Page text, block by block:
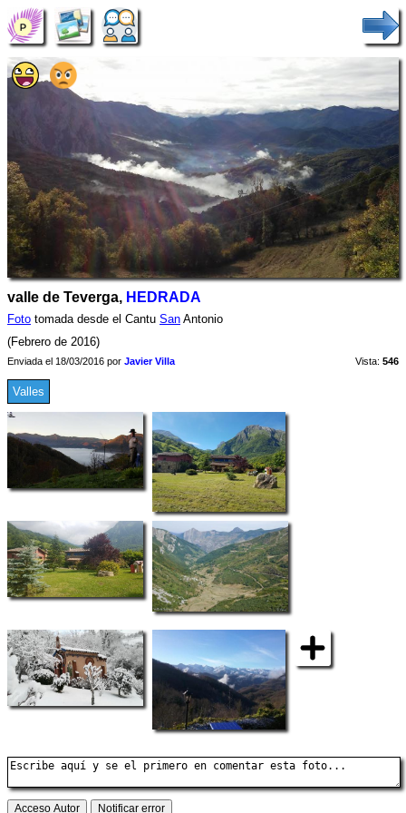
valle de Teverga, HEDRADA
Foto tomada desde el Cantu San Antonio
(Febrero de 2016)
Enviada el 18/03/2016 por Javier Villa Vista: 546
Valles